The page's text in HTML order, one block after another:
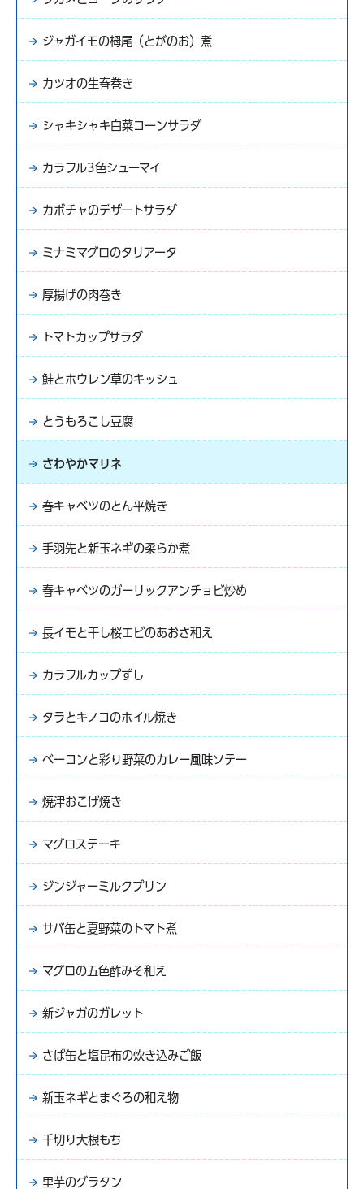
ジャガイモの栂尾（とがのお）煮
カツオの生春巻き
シャキシャキ白菜コーンサラダ
カラフル3色シューマイ
カボチャのデザートサラダ
ミナミマグロのタリアータ
厚揚げの肉巻き
トマトカップサラダ
鮭とホウレン草のキッシュ
とうもろこし豆腐
さわやかマリネ
春キャベツのとん平焼き
手羽先と新玉ネギの柔らか煮
春キャベツのガーリックアンチョビ炒め
長イモと干し桜エビのあおさ和え
カラフルカップずし
タラとキノコのホイル焼き
ベーコンと彩り野菜のカレー風味ソテー
焼津おこげ焼き
マグロステーキ
ジンジャーミルクプリン
サバ缶と夏野菜のトマト煮
マグロの五色酢みそ和え
新ジャガのガレット
さば缶と塩昆布の炊き込みご飯
新玉ネギとまぐろの和え物
千切り大根もち
里芋のグラタン